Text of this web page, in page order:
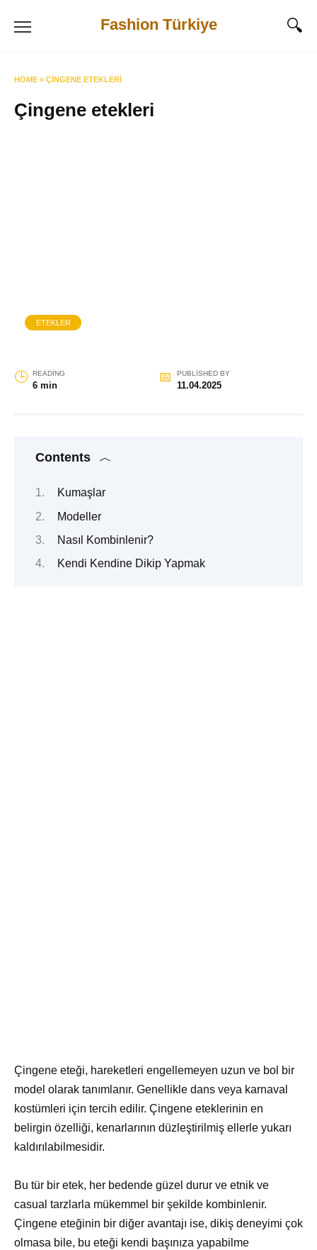
Fashion Türkiye
HOME » ÇINGENE ETEKLERI
Çingene etekleri
ETEKLER
READING
6 min
PUBLISHED BY
11.04.2025
Contents
Kumaşlar
Modeller
Nasıl Kombinlenir?
Kendi Kendine Dikip Yapmak
Çingene eteği, hareketleri engellemeyen uzun ve bol bir
model olarak tanımlanır. Genellikle dans veya karnaval
kostümleri için tercih edilir. Çingene eteklerinin en
belirgin özelliği, kenarlarının düzleştirilmiş ellerle yukarı
kaldırılabilmesidir.
Bu tür bir etek, her bedende güzel durur ve etnik ve
casual tarzlarla mükemmel bir şekilde kombinlenir.
Çingene eteğinin bir diğer avantajı ise, dikiş deneyimi çok
olmasa bile, bu eteği kendi başınıza yapabilme